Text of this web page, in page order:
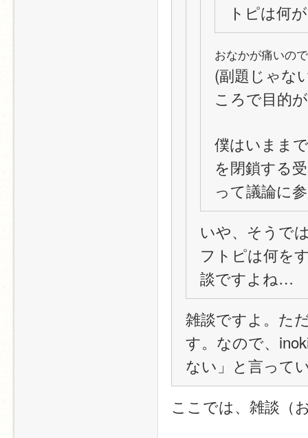
トピは何
おなかが痛いの
(副題じゃな
ころで目的
僕はいまま
を閉鎖する
って議論に
いや、そうで
フトピは何を
談ですよね…
雑談ですよ。た
す。なので、
ない」と言って
ここでは、雑談（